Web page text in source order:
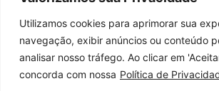
Utilizamos cookies para aprimorar sua
navegação, exibir anúncios ou conteúdo
analisar nosso tráfego. Ao clicar em
concorda com nossa Política de
Enviar
Família